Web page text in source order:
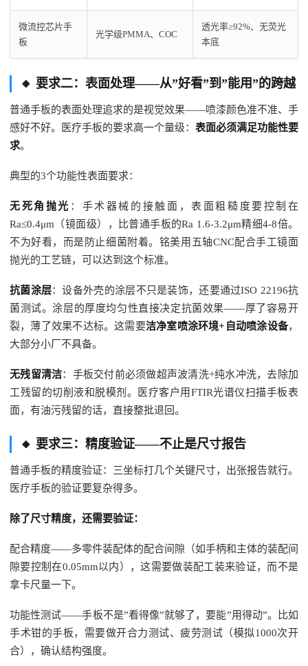
微流控芯片手
板
光学级PMMA、COC
透光率≥92%、无荧光
本底
🔸 要求二：表面处理——从”好看”到”能用”的跨越
普通手板的表面处理追求的是视觉效果——喷漆颜色准不准、手
感好不好。医疗手板的要求高一个量级： 表面必须满足功能性要
求。
典型的3个功能性表面要求：
无死角抛光 ：手术器械的接触面，表面粗糙度要控制在
Ra≤0.4μm（镜面级），比普通手板的Ra 1.6-3.2μm精细4-8倍。
不为好看，而是防止细菌附着。铭美用五轴CNC配合手工镜面
抛光的工艺链，可以达到这个标准。
抗菌涂层：设备外壳的涂层不只是装饰，还要通过ISO 22196抗
菌测试。涂层的厚度均匀性直接决定抗菌效果——厚了容易开
裂，薄了效果不达标。这需要洁净室喷涂环境+自动喷涂设备，
大部分小厂不具备。
无残留清洁：手板交付前必须做超声波清洗+纯水冲洗，去除加
工残留的切削液和脱模剂。医疗客户用FTIR光谱仪扫描手板表
面，有油污残留的话，直接整批退回。
🔸 要求三：精度验证——不止是尺寸报告
普通手板的精度验证：三坐标打几个关键尺寸，出张报告就行。
医疗手板的验证要复杂得多。
除了尺寸精度，还需要验证：
配合精度——多零件装配体的配合间隙（如手柄和主体的装配间
隙要控制在0.05mm以内），这需要做装配工装来验证，而不是
拿卡尺量一下。
功能性测试——手板不是”看得像”就够了，要能”用得动”。比如
手术钳的手板，需要做开合力测试、疲劳测试（模拟1000次开
合），确认结构强度。